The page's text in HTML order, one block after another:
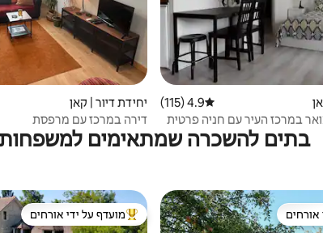
דירוג ממוצע של 4.9 מתוך 5, 115 ביקורות
4.9 (115)
במרכז העיר עם חניה פרטית
יחידת דיור | קאן
דירה במרכז עם מרפסת
בתים להשכרה שמתאימים
אורחים
אורחים מוביל בקרב נכסים מועדפים
מועדף על ידי אורחים